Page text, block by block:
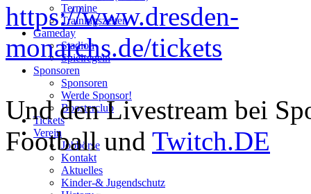
Termine
Trainingszeiten
Gameday
Stadion
Spielregeln
Sponsoren
Sponsoren
Werde Sponsor!
Boosterclub
Tickets
Verein
Jobbörse
Kontakt
Aktuelles
Kinder-& Jugendschutz
https://www.dresden-
monarchs.de/tickets
Und den Livestream bei
Football und Twitch.DE